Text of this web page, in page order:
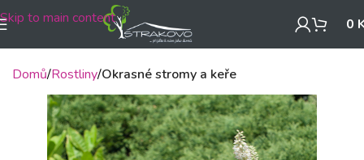
Skip to main content 0
Domů Rostliny Okrasné stromy a keře